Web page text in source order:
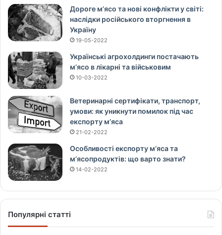
Дороге м’ясо та нові конфлікти у світі:
наслідки російського вторгнення в
Україну
19-05-2022
Українські агрохолдинги постачають
м’ясо в лікарні та військовим
10-03-2022
Ветеринарні сертифікати, транспорт,
умови: як уникнути помилок під час
експорту м’яса
21-02-2022
Особливості експорту м’яса та
м’ясопродуктів: що варто знати?
14-02-2022
Популярні статті